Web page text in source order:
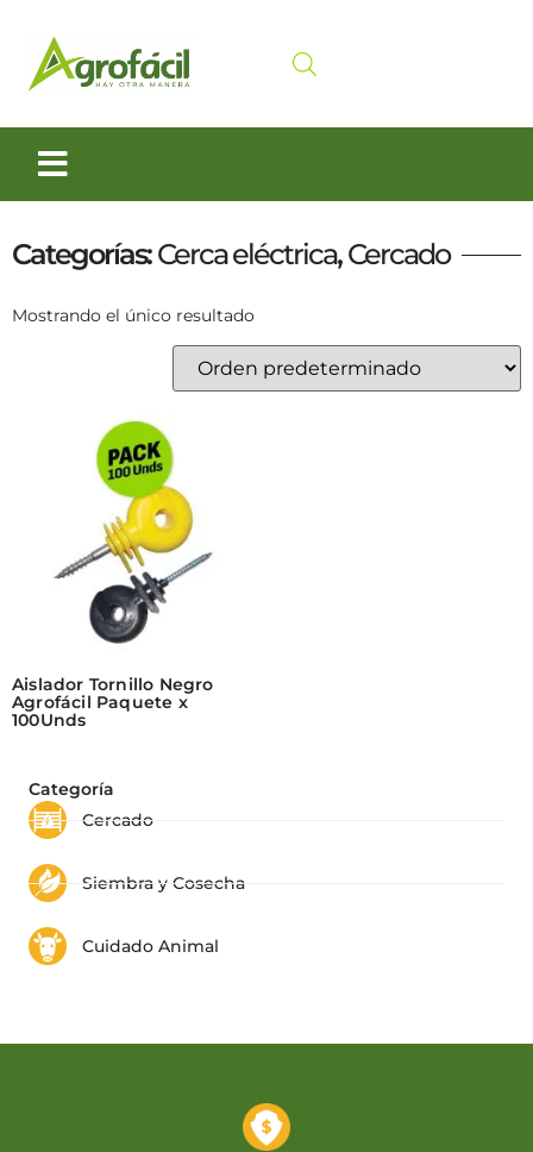
Categoría
Cercado
Siembra y Cosecha
Cuidado Animal
Categorías:Cerca eléctrica,Cercado
Mostrando el único resultado
Aislador Tornillo Negro
Agrofácil Paquete x
100Unds